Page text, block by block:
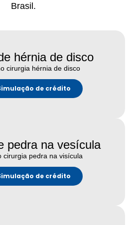
Brasil.
hérnia de disco
cirurgia hérnia de disco
de crédito
pedra na vesícula
cirurgia pedra na visícula
de crédito